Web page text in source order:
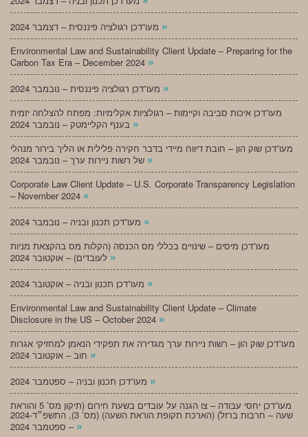
»
Environmental Law and Sustainability Client Update – Preparing for the
Carbon Tax Era – December 2024 »
»
מעו”דכן איכות סביבה וקיימות – רגולציות אקלימיות: מפתח להצלחה יזמית
»
מעו”דכן שוק הון – חובת דיווח מיידי בדבר חקירה פלילית או הליך בירור מנהלי
»
Corporate Law Client Update – U.S. Corporate Transparency Legislation
– November 2024 »
»
מעו”דכן מיסים – שינויים בכללי מס הכנסה (הקלות מס בהקצאת מניות
»
»
Environmental Law and Sustainability Client Update – Climate
Disclosure in the US – October 2024 »
מעו”דכן שוק הון – רשות ניירות ערך מגדירה את תפקידי הנאמן למחזיקי אגרות
»
»
מעו”דכן יחסי עבודה – צו הגנה על עובדים בשעת חירום (תיקון מס’ 5 והוראת
שעה – חרבות ברזל) (הארכת תקופת הוראת השעה) (מס’ 3), התשפ״ד-2024
– ספטמבר 2024 »